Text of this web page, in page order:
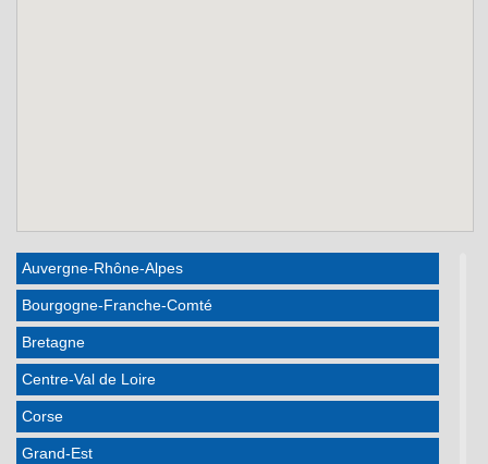
Auvergne-Rhône-Alpes
Bourgogne-Franche-Comté
Bretagne
Centre-Val de Loire
Corse
Grand-Est